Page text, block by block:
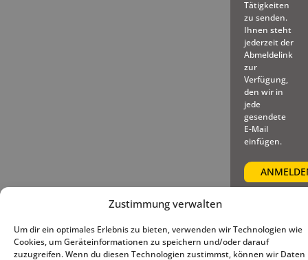
Zustimmung verwalten
Um dir ein optimales Erlebnis zu bieten, verwenden wir Technologien wie
Cookies, um Geräteinformationen zu speichern und/oder darauf
zuzugreifen. Wenn du diesen Technologien zustimmst, können wir Daten
Tätigkeiten
zu senden.
Ihnen steht
jederzeit der
Abmeldelink
zur
Verfügung,
den wir in
jede
gesendete
E-Mail
einfügen.
© 2025 – Deutscher Baseball
und Softball Verband e.V.
Impressum|Datenschutz|
Cookie-Richtlinie (EU)